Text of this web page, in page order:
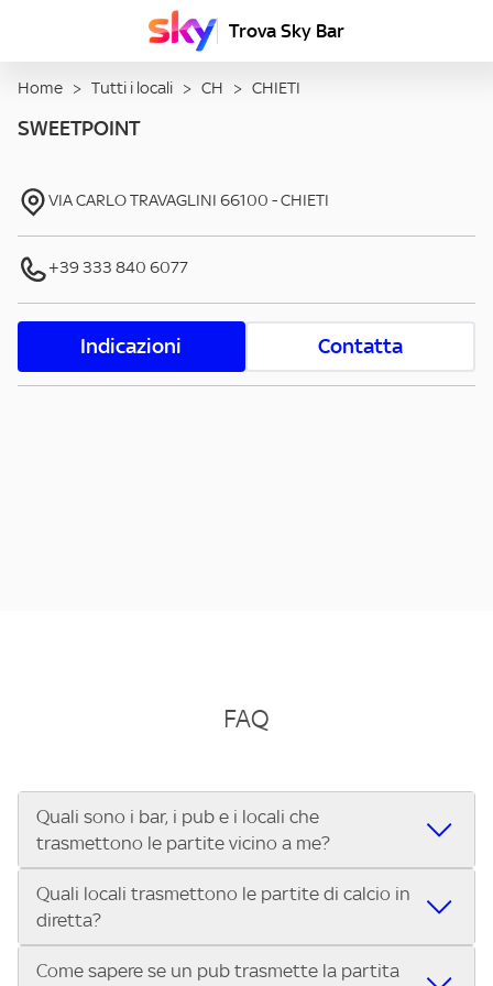
Trova Sky Bar
Home > Tutti i locali > CH > CHIETI
SWEETPOINT
VIA CARLO TRAVAGLINI 66100 -CHIETI
+39 333 840 6077
Indicazioni Contatta
FAQ
Quali sono i bar, i pub e i locali che
trasmettono le partite vicino a me?
Se cerchi un bar, pub, ristorante o locale vicino a te per
vedere le partite di Serie A ENILIVE, la Serie C Sky Wifi, la
UEFA Champions League, la UEFA Europa League, la UEFA
Conference League, il Tennis, la Formula 1®, la MotoGP™ e
Quali locali trasmettono le partite di calcio in
diretta?
Vuoi sapere quali bar, pub o ristoranti mostrano le partite
Come sapere se un pub trasmette la partita